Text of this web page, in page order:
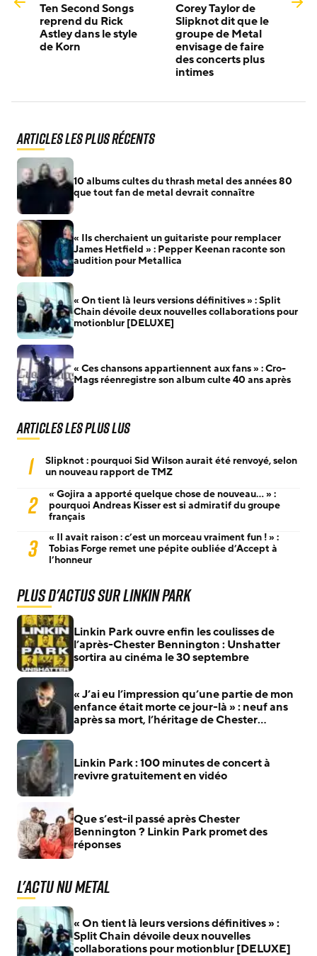
Ten Second Songs
reprend du Rick
Astley dans le style
de Korn
Corey Taylor de
Slipknot dit que le
groupe de Metal
envisage de faire
des concerts plus
intimes
Articles les plus récents
10 albums cultes du thrash metal des années 80
que tout fan de metal devrait connaître
« Ils cherchaient un guitariste pour remplacer
James Hetfield » : Pepper Keenan raconte son
audition pour Metallica
« On tient là leurs versions définitives » : Split
Chain dévoile deux nouvelles collaborations pour
motionblur [DELUXE]
« Ces chansons appartiennent aux fans » : Cro-
Mags réenregistre son album culte 40 ans après
Articles les plus lus
1
Slipknot : pourquoi Sid Wilson aurait été renvoyé, selon
un nouveau rapport de TMZ
2
« Gojira a apporté quelque chose de nouveau… » :
pourquoi Andreas Kisser est si admiratif du groupe
français
3
« Il avait raison : c’est un morceau vraiment fun ! » :
Tobias Forge remet une pépite oubliée d’Accept à
l’honneur
Plus d'actus sur Linkin Park
Linkin Park ouvre enfin les coulisses de
l’après-Chester Bennington : Unshatter
sortira au cinéma le 30 septembre
« J’ai eu l’impression qu’une partie de mon
enfance était morte ce jour-là » : neuf ans
après sa mort, l’héritage de Chester
Linkin Park : 100 minutes de concert à
revivre gratuitement en vidéo
Que s’est-il passé après Chester
Bennington ? Linkin Park promet des
réponses
L'actu Nu Metal
« On tient là leurs versions définitives » :
Split Chain dévoile deux nouvelles
collaborations pour motionblur [DELUXE]